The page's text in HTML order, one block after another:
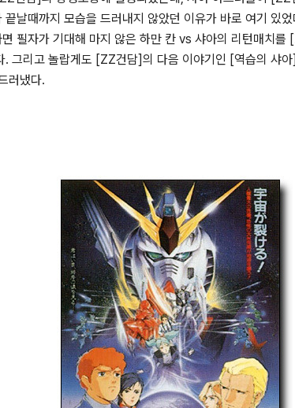
끝날때까지 모습을 드러내지 않았던 이유가 바로 여기 있
필자가 기대해 마지 않은 하만 칸 vs 샤아의 리턴매치
. 그리고 놀랍게도 [ZZ건담]의 다음 이야기인 [역습의 샤
러냈다.